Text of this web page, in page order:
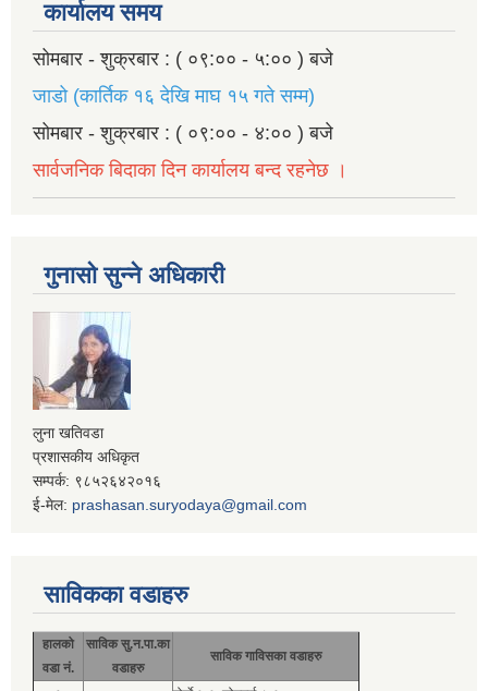
कार्यालय समय
सोमबार - शुक्रबार : ( ०९:०० - ५:०० ) बजे
जाडो (कार्तिक १६ देखि माघ १५ गते सम्म)
सोमबार - शुक्रबार : ( ०९:०० - ४:०० ) बजे
सार्वजनिक बिदाका दिन कार्यालय बन्द रहनेछ ।
गुनासो सुन्ने अधिकारी
लुना खतिवडा
प्रशासकीय अधिकृत
सम्पर्क: ९८५२६४२०१६
ई-मेल: prashasan.suryodaya@gmail.com
साविकका वडाहरु
हालको
वडा नं.
साविक सु.न.पा.का
वडाहरु
साविक गाविसका वडाहरु